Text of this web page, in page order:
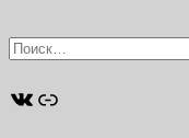
Найти:
ВКонтакте
Ссылка